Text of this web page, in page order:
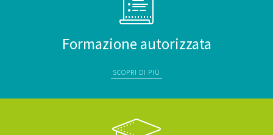
Formazione autorizzata
SCOPRI DI PIÙ